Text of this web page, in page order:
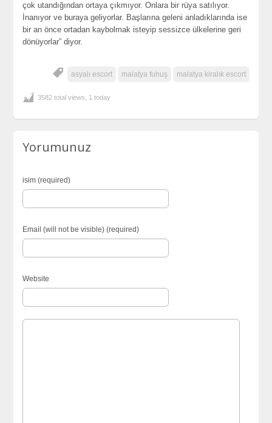
çok utandığından ortaya çıkmıyor. Onlara bir rüya satılıyor.
İnanıyor ve buraya geliyorlar. Başlarına geleni anladıklarında ise
bir an önce ortadan kaybolmak isteyip sessizce ülkelerine geri
dönüyorlar” diyor.
asyalı escort malatya fuhuş malatya kiralık escort
3582 total views, 1 today
Yorumunuz
isim (required)
Email (will not be visible) (required)
Website